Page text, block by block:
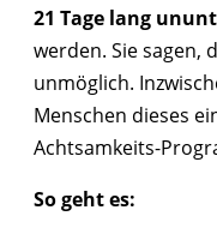
21 Tage lang
werden. Sie sagen,
unmöglich.
Menschen dieses
Achtsamkeits-
So geht es: